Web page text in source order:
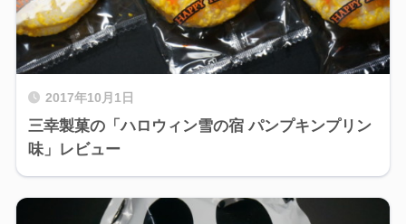
2017年10月1日
三幸製菓の「ハロウィン雪の宿 パンプキンプリン
味」レビュー